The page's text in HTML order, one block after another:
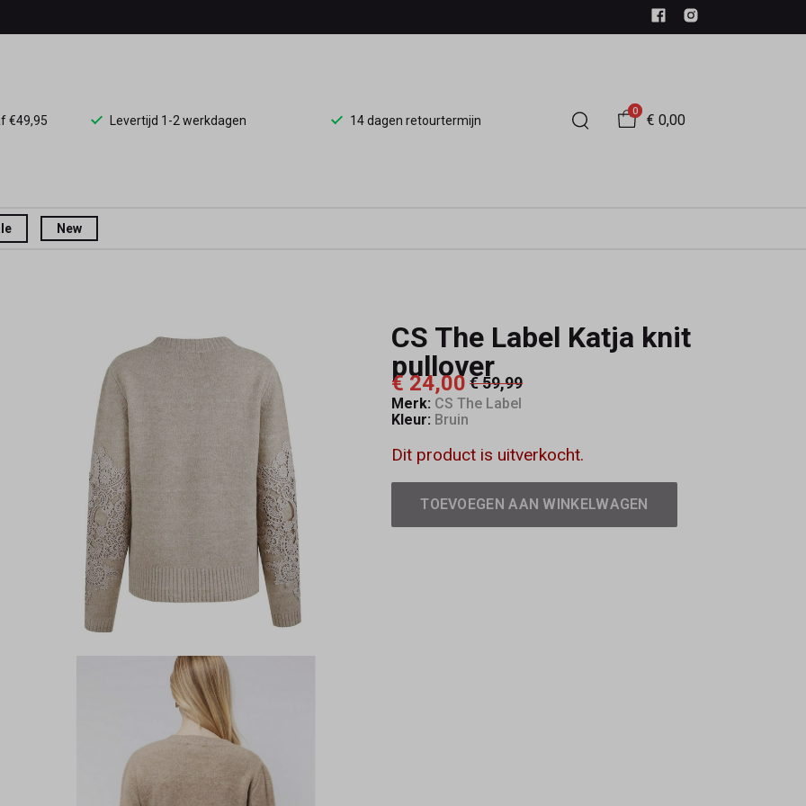
€49,95 Levertijd 1-2 werkdagen 14 dagen retourtermijn
0
€ 0,00
New
CS The Label Katja knit
pullover
€ 24,00 € 59,99
Merk: CS The Label
Kleur: Bruin
Dit product is uitverkocht.
TOEVOEGEN AAN WINKELWAGEN